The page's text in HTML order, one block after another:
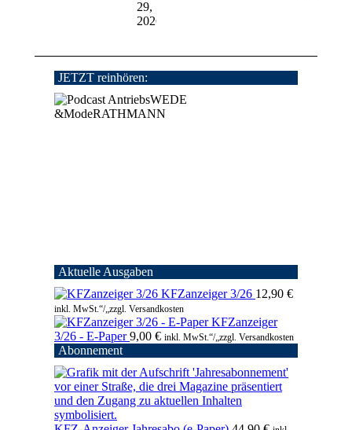
29,
2026
JETZT reinhören:
Aktuelle Ausgaben
KFZanzeiger 3/26 12,90 €
inkl. MwSt.“/„zzgl. Versandkosten
KFZanzeiger
3/26 - E-Paper 9,00 € inkl. MwSt.“/„zzgl. Versandkosten
Abonnement